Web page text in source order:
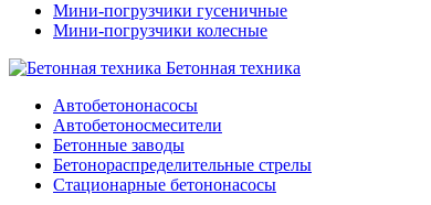
Мини-погрузчики гусеничные
Мини-погрузчики колесные
Бетонная техника
Автобетононасосы
Автобетоносмесители
Бетонные заводы
Бетонораспределительные стрелы
Стационарные бетононасосы